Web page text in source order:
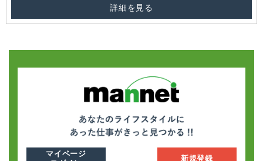
詳細を見る
マイページ
新規登録